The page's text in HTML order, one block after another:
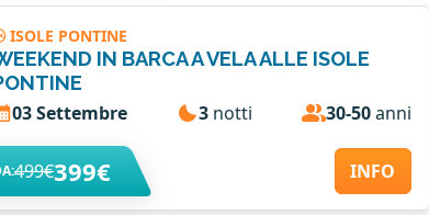
ISOLE PONTINE
IN BARCA A VELA ALLE ISOLE
03 Settembre 3 notti 30-50anni
499€399€ INFO